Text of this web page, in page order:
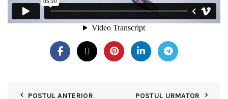
POSTUL ANTERIOR POSTUL URMATOR